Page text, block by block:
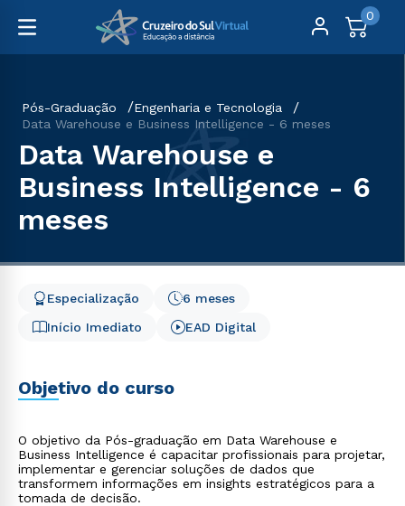
0
Pós-Graduação
Engenharia e Tecnologia
Data Warehouse e Business Intelligence - 6 meses
Data Warehouse e
Business Intelligence - 6
meses
Início Imediato
6 meses
Especialização
EAD Digital
Objetivo do curso
O objetivo da Pós-graduação em Data Warehouse e
Business Intelligence é capacitar profissionais para projetar,
implementar e gerenciar soluções de dados que
transformem informações em insights estratégicos para a
tomada de decisão.